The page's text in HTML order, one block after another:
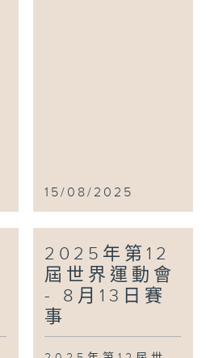
15/08/2025
2025年第12
屆世界運動會
- 8月13日賽
事